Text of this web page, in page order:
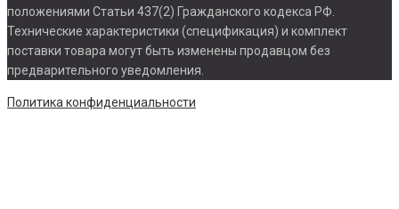
положениями Статьи 437(2) Гражданского кодекса РФ.
Технические характеристики (спецификация) и комплект
поставки товара могут быть изменены продавцом без
предварительного уведомления.
Политика конфиденциальности